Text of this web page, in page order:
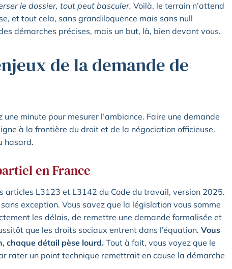
le dossier, tout peut basculer. Voilà, le terrain n’attend
et tout cela, sans grandiloquence mais sans null
démarches précises, mais un but, là, bien devant vous.
de la demande de
minute pour mesurer l’ambiance. Faire une demande
à la frontière du droit et de la négociation officieuse.
hasard.
en France
articles L3123 et L3142 du Code du travail, version 2025.
exception. Vous savez que la législation vous somme
les délais, de remettre une demande formalisée et
que les droits sociaux entrent dans l’équation. Vous
chaque détail pèse lourd. Tout à fait, vous voyez que le
rater un point technique remettrait en cause la démarche